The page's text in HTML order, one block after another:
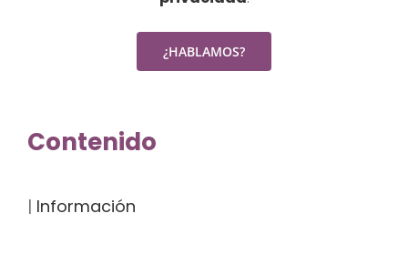
Contenido
| Información